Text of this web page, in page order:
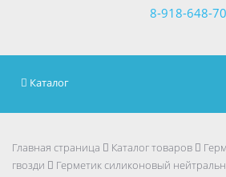
8-918-648-
Каталог
Главная страница Каталог товаров
гвозди
Герметик силиконовый